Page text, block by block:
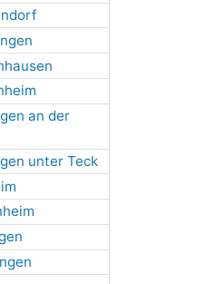
an der
unter Teck